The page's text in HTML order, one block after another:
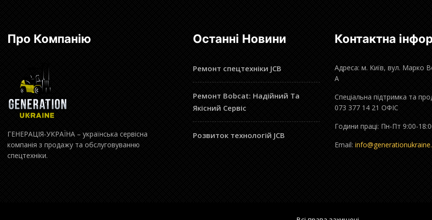
Про Компанію
ГЕНЕРАЦІЯ-УКРАЇНА – українська сервісна
компанія з продажу та обслуговуванню
спецтехніки.
Останні Новини
Ремонт спецтехніки JCB
Ремонт Bobcat: Надійний Та
Якісний Сервіс
Розвиток технологій JCB
Контактна
Адреса: м. Київ, вул. Марко
А
Спеціальна підтримка та
073 377 14 21 ОФІС
Години праці: Пн-Пт 9:00-
Email: